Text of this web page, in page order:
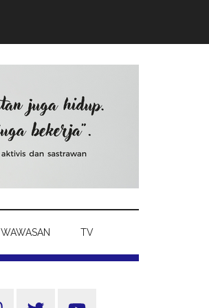
WAWASAN TV